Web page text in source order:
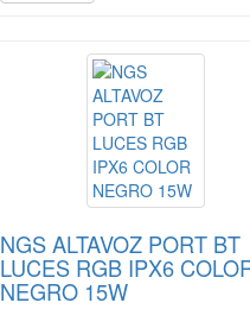
NGS ALTAVOZ PORT BT
LUCES RGB IPX6
NEGRO 15W